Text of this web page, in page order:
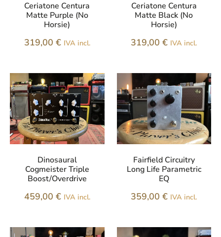
Ceriatone Centura
Matte Purple (No
Horsie)
319,00 € IVA incl.
Ceriatone Centura
Matte Black (No
Horsie)
319,00€ IVA incl.
Dinosaural
Cogmeister Triple
Boost/Overdrive
459,00 € IVA incl.
Fairfield Circuitry
Long Life Parametric
EQ
359,00€ IVA incl.